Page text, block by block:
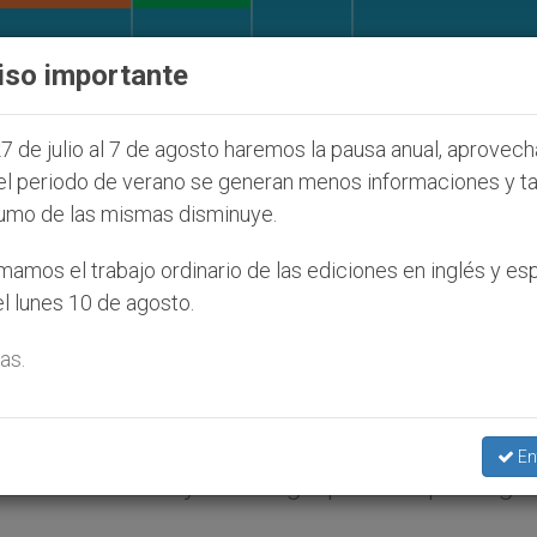
afecta a cristianos (y no sólo) en Tierra Santa
son asesinados por
y vejaciones que sufren los
aisladas. Hoy son el grupo más
importante
de julio al 7 de agosto haremos la pausa anual,
periodo de verano se generan menos informaciones y
de las mismas disminuye.
el trabajo ordinario de las ediciones en inglés y
lunes 10 de agosto.